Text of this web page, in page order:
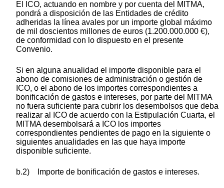
El ICO, actuando en nombre y por cuenta del MITMA,
pondrá a disposición de las Entidades de crédito
adheridas la línea avales por un importe global máximo
de mil doscientos millones de euros (1.200.000.000 €),
de conformidad con lo dispuesto en el presente
Convenio.
Si en alguna anualidad el importe disponible para el
abono de comisiones de administración o gestión de
ICO, o el abono de los importes correspondientes a
bonificación de gastos e intereses, por parte del MITMA
no fuera suficiente para cubrir los desembolsos que deba
realizar al ICO de acuerdo con la Estipulación Cuarta, el
MITMA desembolsará a ICO los importes
correspondientes pendientes de pago en la siguiente o
siguientes anualidades en las que haya importe
disponible suficiente.
b.2) Importe de bonificación de gastos e intereses.